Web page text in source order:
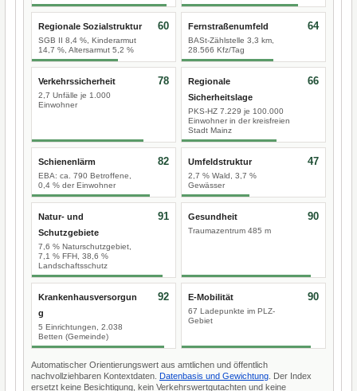
Regionale Sozialstruktur
SGB II 8,4 %, Kinderarmut
14,7 %, Altersarmut 5,2 %
60 Fernstraßenumfeld
BASt-Zählstelle 3,3 km,
28.566 Kfz/Tag
64
Verkehrssicherheit
2,7 Unfälle je 1.000
Einwohner
78
Regionale
Sicherheitslage
PKS-HZ 7.229 je 100.000
Einwohner in der kreisfreien
Stadt Mainz
66
Schienenlärm
EBA: ca. 790 Betroffene,
0,4 % der Einwohner
82 Umfeldstruktur
2,7 % Wald, 3,7 %
Gewässer
47
Natur- und
Schutzgebiete
7,6 % Naturschutzgebiet,
7,1 % FFH, 38,6 %
Landschaftsschutz
91 Gesundheit
Traumazentrum 485 m
90
Krankenhausversorgun
g
5 Einrichtungen, 2.038
Betten (Gemeinde)
92 E-Mobilität
67 Ladepunkte im PLZ-
Gebiet
90
Automatischer Orientierungswert aus amtlichen und öffentlich
nachvollziehbaren Kontextdaten. Datenbasis und Gewichtung . Der Index
ersetzt keine Besichtigung, kein Verkehrswertgutachten und keine